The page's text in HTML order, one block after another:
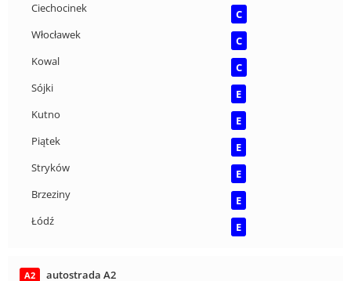
Ciechocinek
C
Włocławek
C
Kowal
C
Sójki
E
Kutno
E
Piątek
E
Stryków
E
Brzeziny
E
Łódź
E
A2
autostrada A2